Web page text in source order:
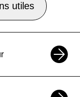
utiles